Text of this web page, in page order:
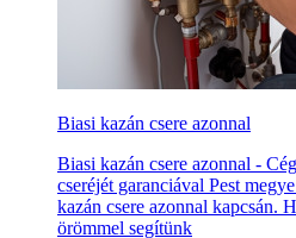
Biasi kazán csere azonnal
Biasi kazán csere azonnal -
cseréjét garanciával Pest
kazán csere azonnal kapcsán.
örömmel segítünk